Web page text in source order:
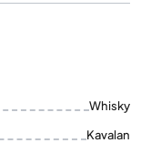
Whisky
Kavalan